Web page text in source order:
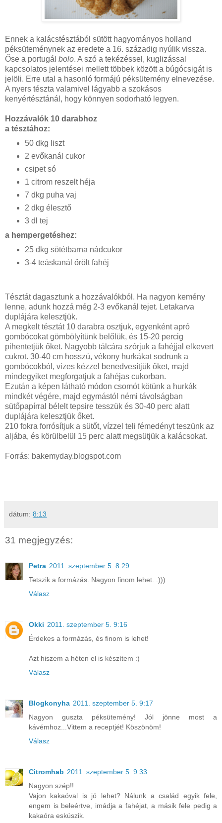
Ennek a kalácstésztából sütött hagyományos holland
péksüteménynek az eredete a 16. századig nyúlik vissza.
Őse a portugál bolo. A szó a tekézéssel, kuglizással
kapcsolatos jelentései mellett többek között a búgócsigát is
jelöli. Erre utal a hasonló formájú péksütemény elnevezése.
A nyers tészta valamivel lágyabb a szokásos
kenyértésztánál, hogy könnyen sodorható legyen.
Hozzávalók 10 darabhoz
a tésztához:
50 dkg liszt
2 evőkanál cukor
csipet só
1 citrom reszelt héja
7 dkg puha vaj
2 dkg élesztő
3 dl tej
a hempergetéshez:
25 dkg sötétbarna nádcukor
3-4 teáskanál őrölt fahéj
Tésztát dagasztunk a hozzávalókból. Ha nagyon kemény
lenne, adunk hozzá még 2-3 evőkanál tejet. Letakarva
duplájára kelesztjük.
A megkelt tésztát 10 darabra osztjuk, egyenként apró
gombócokat gömbölyítünk belőlük, és 15-20 percig
pihentetjük őket. Nagyobb tálcára szórjuk a fahéjjal elkevert
cukrot. 30-40 cm hosszú, vékony hurkákat sodrunk a
gombócokból, vizes kézzel benedvesítjük őket, majd
mindegyiket megforgatjuk a fahéjas cukorban.
Ezután a képen látható módon csomót kötünk a hurkák
mindkét végére, majd egymástól némi távolságban
sütőpapírral bélelt tepsire tesszük és 30-40 perc alatt
duplájára kelesztjük őket.
210 fokra forrósítjuk a sütőt, vízzel teli fémedényt teszünk az
aljába, és körülbelül 15 perc alatt megsütjük a kalácsokat.
Forrás: bakemyday.blogspot.com
dátum: 8:13
31 megjegyzés:
Petra 2011. szeptember 5. 8:29
Tetszik a formázás. Nagyon finom lehet. .)))
Válasz
Okki 2011. szeptember 5. 9:16
Érdekes a formázás, és finom is lehet!
Azt hiszem a héten el is készítem :)
Válasz
Blogkonyha 2011. szeptember 5. 9:17
Nagyon guszta péksütemény! Jól jönne most a
kávémhoz...Vittem a receptjét! Köszönöm!
Válasz
Citromhab 2011. szeptember 5. 9:33
Nagyon szép!!
Vajon kakaóval is jó lehet? Nálunk a család egyik fele,
engem is beleértve, imádja a fahéjat, a másik fele pedig a
kakaóra esküszik.